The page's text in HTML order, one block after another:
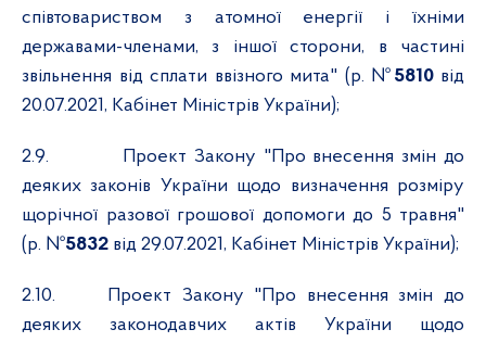
співтовариством з атомної енергії і їхніми
державами-членами, з іншої сторони, в частині
звільнення від сплати ввізного мита" (р. № 5810від
20.07.2021, Кабінет Міністрів України);
2.9.
Проект Закону "Про внесення змін до
деяких законів України щодо визначення розміру
щорічної разової грошової допомоги до 5 травня"
(р. №5832 від 29.07.2021, Кабінет Міністрів України);
2.10.
Проект Закону "Про внесення змін до
деяких законодавчих актів України щодо